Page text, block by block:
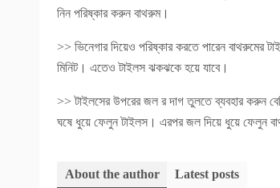
নিন পরিষ্কার করুন বাথরুম।
>> ভিনেগার দিয়েও পরিষ্কার করতে পারেন বাথরুমের
মিনিট। এতেও টাইলস ঝকঝকে হয়ে যাবে।
>> টাইলসের উপরের জল র দাগ তুলতে ব্যবহার করুন
ঘষে ধুয়ে ফেলুন টাইলস। এরপর জল দিয়ে ধুয়ে ফেলুন
About the author Latest posts